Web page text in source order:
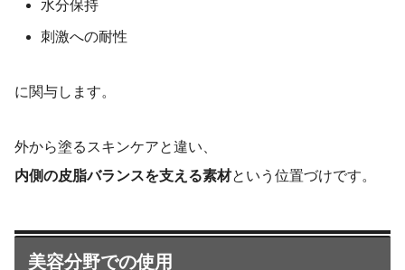
水分保持
刺激への耐性
に関与します。
外から塗るスキンケアと違い、
内側の皮脂バランスを支える素材という位置づけです。
美容分野での使用